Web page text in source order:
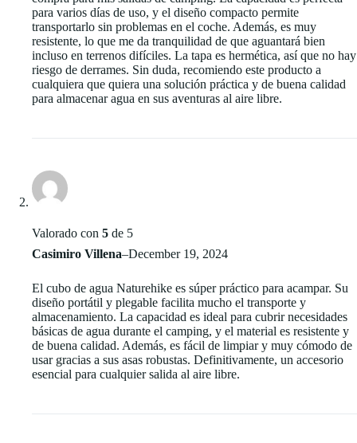
para varios días de uso, y el diseño compacto permite
transportarlo sin problemas en el coche. Además, es muy
resistente, lo que me da tranquilidad de que aguantará bien
incluso en terrenos difíciles. La tapa es hermética, así que no hay
riesgo de derrames. Sin duda, recomiendo este producto a
cualquiera que quiera una solución práctica y de buena calidad
para almacenar agua en sus aventuras al aire libre.
Valorado con 5 de 5
Casimiro Villena–December 19, 2024
El cubo de agua Naturehike es súper práctico para acampar. Su
diseño portátil y plegable facilita mucho el transporte y
almacenamiento. La capacidad es ideal para cubrir necesidades
básicas de agua durante el camping, y el material es resistente y
de buena calidad. Además, es fácil de limpiar y muy cómodo de
usar gracias a sus asas robustas. Definitivamente, un accesorio
esencial para cualquier salida al aire libre.